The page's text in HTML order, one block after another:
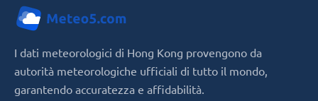
I dati meteorologici di Hong Kong provengono da
autorità meteorologiche ufficiali di tutto il mondo,
garantendo accuratezza e affidabilità.